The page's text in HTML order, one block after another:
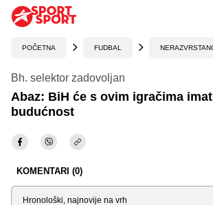
POČETNA FUDBAL
Bh. selektor zadovoljan
Abaz: BiH će s ovim igračima
budućnost
KOMENTARI (0)
Sortiraj